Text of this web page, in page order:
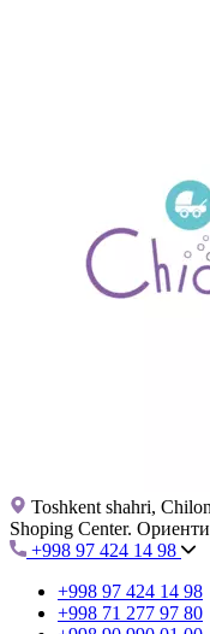
Toshkent shahri,
Shoping Center.
+998 97 424 14 98
+998 97 424 14 98
+998 71 277 97 80